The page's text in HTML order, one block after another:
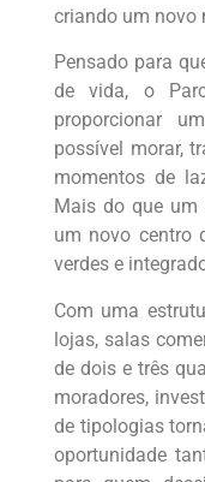
criando um novo
Pensado para
de vida, o
proporcionar
possível morar,
momentos de
Mais do que um
um novo centro
verdes e
Com uma
lojas, salas
de dois e três
moradores,
de tipologias
oportunidade